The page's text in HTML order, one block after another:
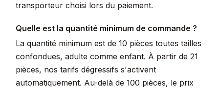
transporteur choisi lors du paiement.
Quelle est la quantité minimum de commande ?
La quantité minimum est de 10 pièces toutes tailles
confondues, adulte comme enfant. À partir de 21
pièces, nos tarifs dégressifs s'activent
automatiquement. Au-delà de 100 pièces, le prix